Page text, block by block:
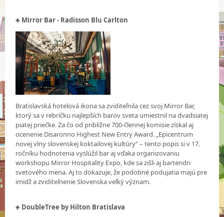
♣ Mirror Bar - Radisson Blu Carlton
Bratislavská hotelová ikona sa zviditeľnila cez svoj Mirror Bar,
ktorý sa v rebríčku najlepších barov sveta umiestnil na dvadsiatej
piatej priečke. Za čo od približne 700-člennej komisie získal aj
ocenenie Disaronno Highest New Entry Award. „Epicentrum
novej vlny slovenskej koktailovej kultúry“ – tento popis si v 17.
ročníku hodnotenia vyslúžil bar aj vďaka organizovaniu
workshopu Mirror Hospitality Expo, kde sa zišli aj bartendri
svetového mena. Aj to dokazuje, že podobné podujatia majú pre
imidž a zviditeľnenie Slovenska veľký význam.
♣ DoubleTree by Hilton Bratislava